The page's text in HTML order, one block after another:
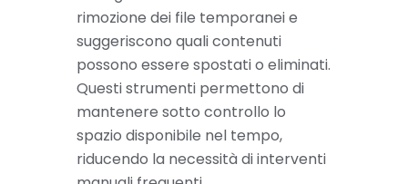
rimozione dei file temporanei e
suggeriscono quali contenuti
possono essere spostati o eliminati.
Questi strumenti permettono di
mantenere sotto controllo lo
spazio disponibile nel tempo,
riducendo la necessità di interventi